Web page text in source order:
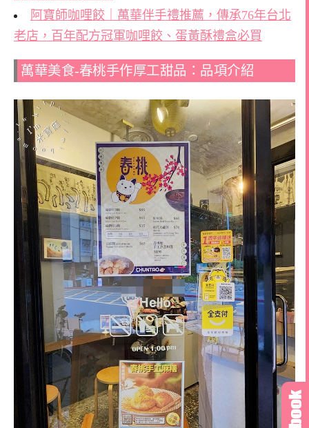
阿寶師咖哩餃｜萬華伴手禮推薦，傳承76年台北
老店，百年配方冠軍咖哩餃、蛋黃酥禮盒必買
萬華美食-春桃手作厚工甜品：品項介紹